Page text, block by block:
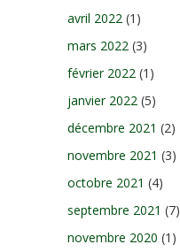
avril 2022 (1)
mars 2022 (3)
février 2022 (1)
janvier 2022 (5)
décembre 2021 (2)
novembre 2021 (3)
octobre 2021 (4)
septembre 2021 (7)
novembre 2020 (1)